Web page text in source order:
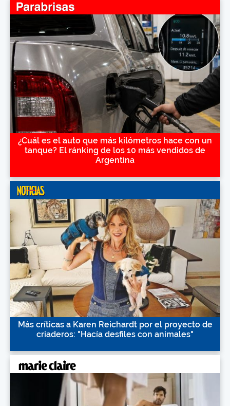
¿Cuál es el auto que más kilómetros hace con un
tanque? El ránking de los 10 más vendidos de
Argentina
Más críticas a Karen Reichardt por el proyecto de
criaderos: "Hacía desfiles con animales"